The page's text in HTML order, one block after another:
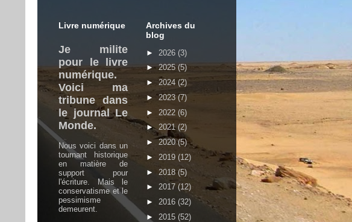
Livre numérique
Je milite
pour le livre
numérique.
Voici ma
tribune dans
le journal Le
Monde.
Nous voici dans un
tournant historique
en matière de
support pour
l'écriture. Mais le
conservatisme et le
pessimisme
demeurent.
Archives du
blog
► 2026 (3)
►2025(5)
► 2024 (2)
►2023(7)
► 2022 (6)
► 2021 (2)
► 2020(5)
► 2019 (12)
► 2018 (5)
► 2017 (12)
► 2016 (32)
► 2015 (52)